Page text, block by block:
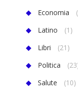
Economia
Latino
(1)
Libri
(21)
Politica
Salute
(10)